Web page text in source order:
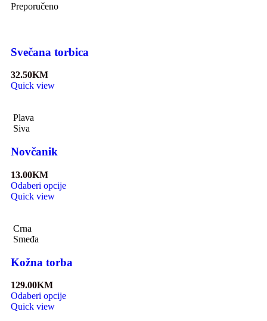
Preporučeno
Svečana torbica
32.50KM
Quick view
Plava
Siva
Novčanik
13.00KM
Odaberi opcije
Quick view
Crna
Smeđa
Kožna torba
129.00KM
Odaberi opcije
Quick view